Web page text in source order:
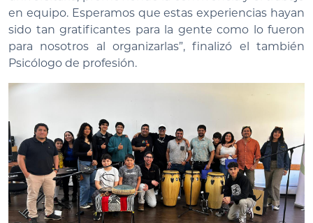
en equipo. Esperamos que estas experiencias hayan
sido tan gratificantes para la gente como lo fueron
para nosotros al organizarlas”, finalizó el también
Psicólogo de profesión.